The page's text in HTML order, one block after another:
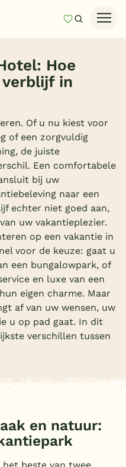
MijnZoeken
keuzehulp
zwembad
zwembad
faciliteiten
Hoe
in
Of u nu kiest voor
of een zorgvuldig
de juiste
Een comfortabele
bij uw
naar een
echter niet goed aan,
uw vakantieplezier.
op een vakantie in
voor de keuze: gaat u
een bungalowpark, of
en luxe van een
eigen charme. Maar
af van uw wensen, uw
u op pad gaat. In dit
verschillen tussen
en natuur: